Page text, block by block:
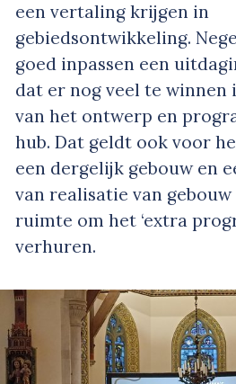
een vertaling krijgen in
gebiedsontwikkeling.
goed inpassen een
dat er nog veel te winnen
van het ontwerp en
hub. Dat geldt ook voor
een dergelijk gebouw en
van realisatie van
ruimte om het ‘extra
verhuren.